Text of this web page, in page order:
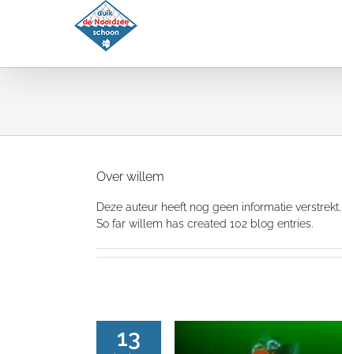
Overwillem
Deze auteur heeft nog geen informatie verstrekt.
So far willem has created 102 blog entries.
13